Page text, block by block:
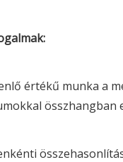
értékű munka a
összhangban